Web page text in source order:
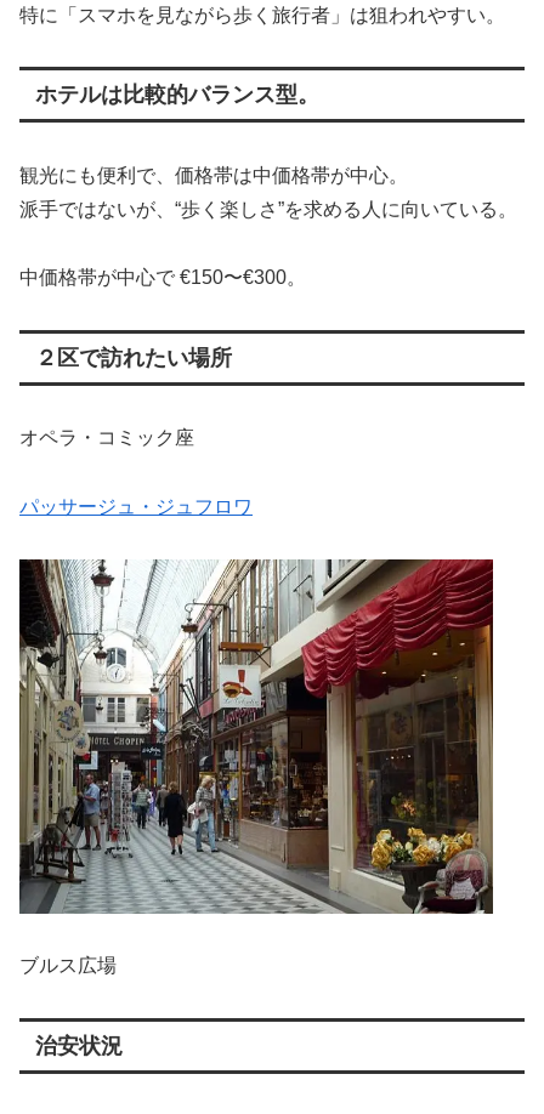
特に「スマホを見ながら歩く旅行者」は狙われやすい。
ホテルは比較的バランス型。
観光にも便利で、価格帯は中価格帯が中心。
派手ではないが、“歩く楽しさ”を求める人に向いている。
中価格帯が中心で €150〜€300。
２区で訪れたい場所
オペラ・コミック座
パッサージュ・ジュフロワ
ブルス広場
治安状況